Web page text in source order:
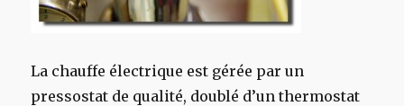
La chauffe électrique est gérée par un
pressostat de qualité, doublé d’un thermostat